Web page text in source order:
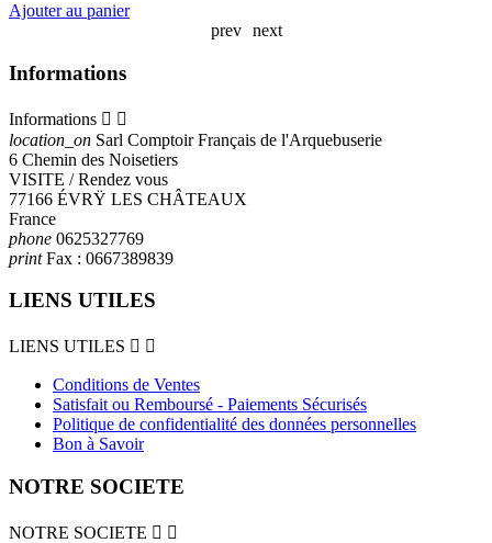
Ajouter au panier
prev
next
Informations
Informations  
location_on Sarl Comptoir Français de l'Arquebuserie
6 Chemin des Noisetiers
VISITE / Rendez vous
77166 ÉVRŸ LES CHÂTEAUX
France
phone 0625327769
printFax : 0667389839
LIENS UTILES
LIENS UTILES  
Conditions de Ventes
Satisfait ou Remboursé - Paiements Sécurisés
Politique de confidentialité des données personnelles
Bon à Savoir
NOTRE SOCIETE
NOTRE SOCIETE  